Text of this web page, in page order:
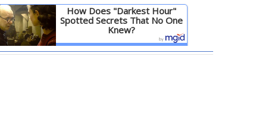
How Does "Darkest Hour"
Spotted Secrets That No One
Knew?
Детальніше